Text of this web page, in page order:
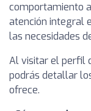
comportamiento
atención integral
las necesidades
Al visitar el perfil
podrás detallar
ofrece.